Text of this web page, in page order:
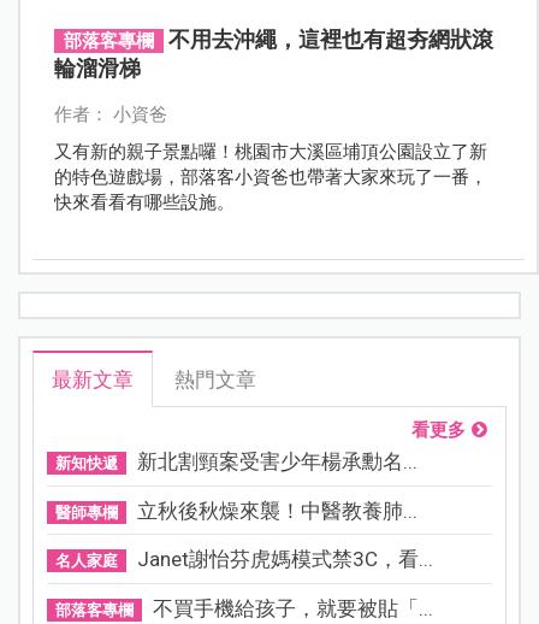
部落客專欄
不用去沖繩，這裡也有超夯網狀滾
輪溜滑梯
作者： 小資爸
又有新的親子景點囉！桃園市大溪區埔頂公園設立了新
的特色遊戲場，部落客小資爸也帶著大家來玩了一番，
快來看看有哪些設施。
最新文章 熱門文章
看更多
新知快遞 新北割頸案受害少年楊承勳名...
醫師專欄 立秋後秋燥來襲！中醫教養肺...
名人家庭 Janet謝怡芬虎媽模式禁3C，看...
部落客專欄 不買手機給孩子，就要被貼「...